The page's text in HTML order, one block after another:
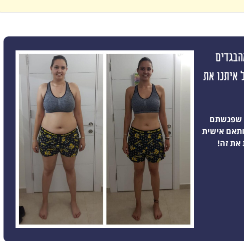
איתנו את
שפגשתם
אישית
את זה!